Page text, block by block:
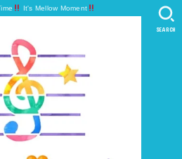
It's Mellow Moment
SEARCH